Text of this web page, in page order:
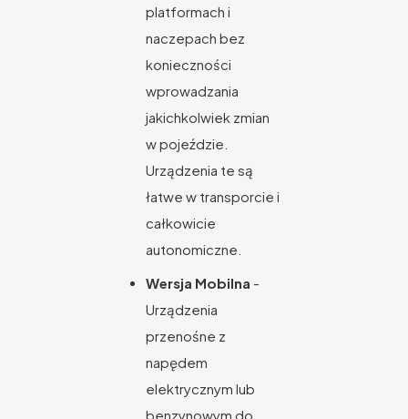
platformach i
naczepach bez
konieczności
wprowadzania
jakichkolwiek zmian
w pojeździe.
Urządzenia te są
łatwe w transporcie i
całkowicie
autonomiczne.
Wersja Mobilna -
Urządzenia
przenośne z
napędem
elektrycznym lub
benzynowym do